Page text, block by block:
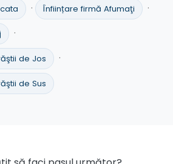
· Înființare firmă Afumaţi ·
·
de Jos ·
de Sus